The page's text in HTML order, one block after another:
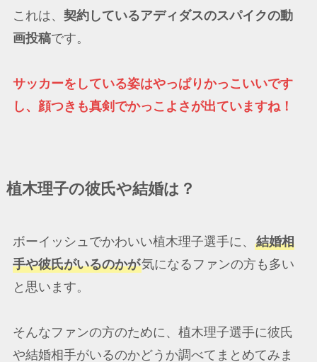
これは、 契約しているアディダスのスパイクの動
画投稿です。
サッカーをしている姿はやっぱりかっこいいです
し、顔つきも真剣でかっこよさが出ていますね！
植木理子の彼氏や結婚は？
ボーイッシュでかわいい植木理子選手に、 結婚相
手や彼氏がいるのかが気になるファンの方も多い
と思います。
そんなファンの方のために、植木理子選手に彼氏
や結婚相手がいるのかどうか調べてまとめてみま